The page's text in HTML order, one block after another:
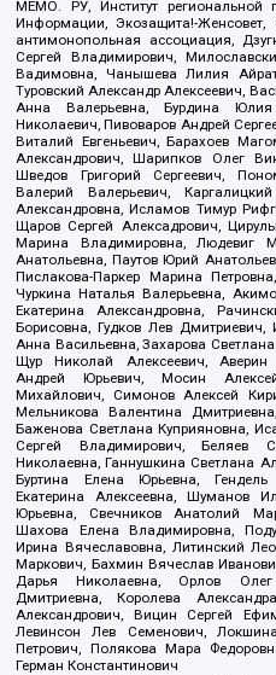
МЕМО. РУ, Институт региональной
Информации, Экозащита!-Женсовет,
антимонопольная ассоциация,
Сергей Владимирович,
Вадимовна, Чанышева Лилия
Туровский Александр Алексеевич,
Анна Валерьевна, Бурдина
Николаевич, Пивоваров Андрей
Виталий Евгеньевич, Барахоев
Александрович, Шарипков Олег
Шведов Григорий Сергеевич,
Валерий Валерьевич,
Александровна, Исламов Тимур
Щаров Сергей Алексадрович,
Марина Владимировна, Людевиг
Анатольевна, Паутов Юрий
Пислакова-Паркер Марина
Чуркина Наталья Валерьевна,
Екатерина Александровна,
Борисовна, Гудков Лев
Анна Васильевна, Захарова
Щур Николай Алексеевич,
Андрей Юрьевич, Мосин
Михайлович, Симонов Алексей
Мельникова Валентина
Баженова Светлана Куприяновна,
Сергей Владимирович, Беляев
Николаевна, Ганнушкина Светлана
Буртина Елена Юрьевна,
Екатерина Алексеевна, Шуманов
Юрьевна, Свечников Анатолий
Шахова Елена Владимировна,
Ирина Вячеславовна, Литинский
Маркович, Бахмин Вячеслав
Дарья Николаевна, Орлов
Дмитриевна, Королева
Александрович, Вицин Сергей
Левинсон Лев Семенович,
Петрович, Полякова Мара
Герман Константинович